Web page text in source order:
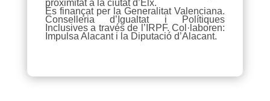
proximitat a la ciutat d’Elx.
És finançat per la Generalitat Valenciana.
Conselleria d’Igualtat i Polítiques
Inclusives a través de l’IRPF. Col·laboren:
Impulsa Alacant i la Diputació d’Alacant.